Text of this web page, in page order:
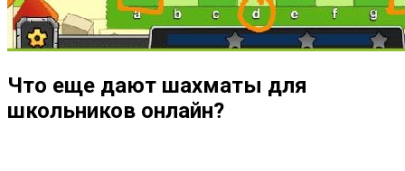
Что еще дают шахматы для
школьников онлайн?